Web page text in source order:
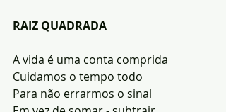
RAIZ QUADRADA
A vida é uma conta comprida
Cuidamos o tempo todo
Para não errarmos o sinal